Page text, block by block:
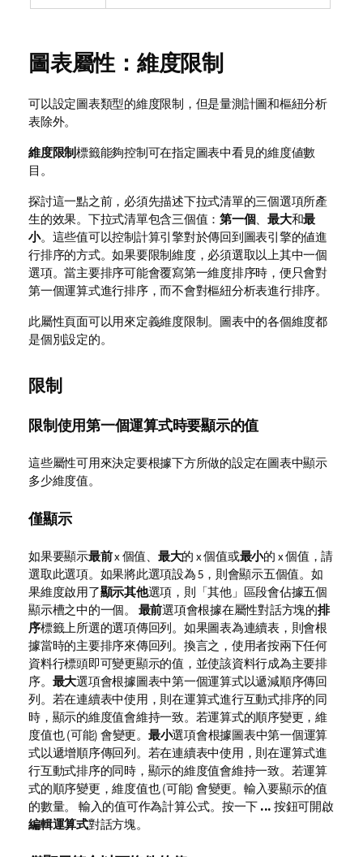
圖表屬性：維度限制
可以設定圖表類型的維度限制，但是量測計圖和樞紐分析
表除外。
維度限制標籤能夠控制可在指定圖表中看見的維度値數
目。
探討這一點之前，必須先描述下拉式清單的三個選項所產
生的效果。下拉式清單包含三個值： 第一個、 最大和最
小。這些值可以控制計算引擎對於傳回到圖表引擎的値進
行排序的方式。如果要限制維度，必須選取以上其中一個
選項。當主要排序可能會覆寫第一維度排序時，便只會對
第一個運算式進行排序，而不會對樞紐分析表進行排序。
此屬性頁面可以用來定義維度限制。圖表中的各個維度都
是個別設定的。
限制
限制使用第一個運算式時要顯示的值
這些屬性可用來決定要根據下方所做的設定在圖表中顯示
多少維度值。
僅顯示
如果要顯示最前x 個值、 最大的 x 個值或最小的 x 個值，請
選取此選項。如果將此選項設為 5，則會顯示五個值。如
果維度啟用了顯示其他選項，則「其他」區段會佔據五個
顯示槽之中的一個。 最前選項會根據在屬性對話方塊的排
序標籤上所選的選項傳回列。如果圖表為連續表，則會根
據當時的主要排序來傳回列。換言之，使用者按兩下任何
資料行標頭即可變更顯示的值，並使該資料行成為主要排
序。 最大選項會根據圖表中第一個運算式以遞減順序傳回
列。若在連續表中使用，則在運算式進行互動式排序的同
時，顯示的維度值會維持一致。若運算式的順序變更，維
度值也 (可能) 會變更。 最小選項會根據圖表中第一個運算
式以遞增順序傳回列。若在連續表中使用，則在運算式進
行互動式排序的同時，顯示的維度值會維持一致。若運算
式的順序變更，維度值也 (可能) 會變更。輸入要顯示的值
的數量。 輸入的值可作為計算公式。按一下 ... 按鈕可開啟
編輯運算式對話方塊。